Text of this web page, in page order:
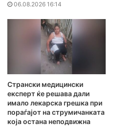
06.08.2026 16:14
Странски медицински
експерт ќе решава дали
имало лекарска грешка при
пораѓајот на струмичанката
која остана неподвижна